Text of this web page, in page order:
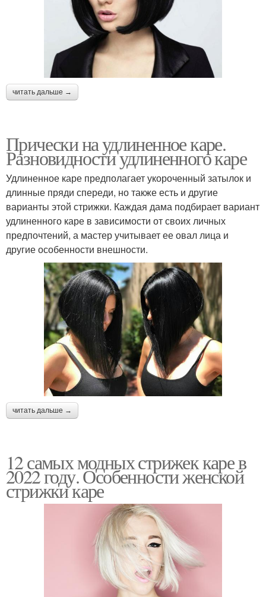
читать дальше →
Прически на удлиненное каре.
Разновидности удлиненного каре
Удлиненное каре предполагает укороченный затылок и
длинные пряди спереди, но также есть и другие
варианты этой стрижки. Каждая дама подбирает вариант
удлиненного каре в зависимости от своих личных
предпочтений, а мастер учитывает ее овал лица и
другие особенности внешности.
читать дальше →
12 самых модных стрижек каре в
2022 году. Особенности женской
стрижки каре